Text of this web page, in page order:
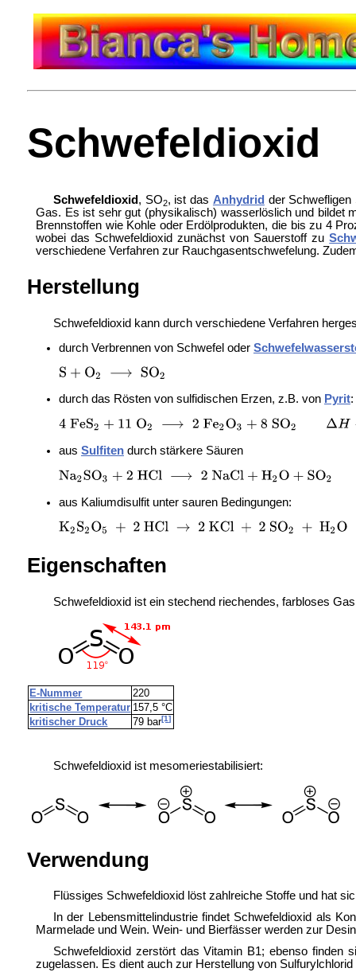
Schwefeldioxid
Schwefeldioxid , SO2, ist das Anhydrid der Schwefligen
Gas. Es ist sehr gut (physikalisch) wasserlöslich und bildet
Brennstoffen wie Kohle oder Erdölprodukten, die bis zu 4
wobei das Schwefeldioxid zunächst von Sauerstoff zu
verschiedene Verfahren zur Rauchgasentschwefelung.
Herstellung
Schwefeldioxid kann durch verschiedene Verfahren
durch Verbrennen von Schwefel oder
durch das Rösten von sulfidischen Erzen, z.B. von Pyrit:
aus Sulfitendurch stärkere Säuren
aus Kaliumdisulfit unter sauren Bedingungen:
Eigenschaften
Schwefeldioxid ist ein stechend riechendes, farbloses
E-Nummer
220
kritische Temperatur 157,5 °C
kritischer Druck
79 bar[1]
Schwefeldioxid ist mesomeriestabilisiert:
Verwendung
Flüssiges Schwefeldioxid löst zahlreiche Stoffe und hat
In der Lebensmittelindustrie findet Schwefeldioxid als
Marmelade und Wein. Wein- und Bierfässer werden zur
Schwefeldioxid zerstört das Vitamin B1; ebenso finden
zugelassen. Es dient auch zur Herstellung von Sulfurylchlorid